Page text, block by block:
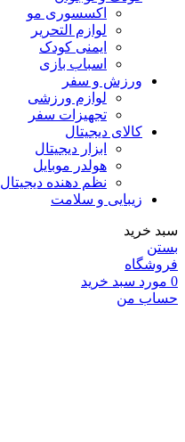
اکسسوری مو
لوازم التحریر
ایمنی کودک
اسباب بازی
ورزش و سفر
لوازم ورزشی
تجهیزات سفر
کالای دیجیتال
ابزار دیجیتال
هولدر موبایل
نظم دهنده دیجیتال
زیبایی و سلامت
سبد خرید
بستن
فروشگاه
0 مورد سبد خرید
حساب من